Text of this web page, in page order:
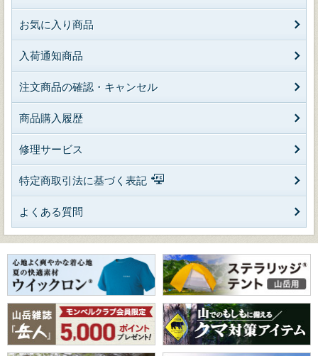
お気に入り商品
入荷通知商品
注文商品の確認・キャンセル
商品購入履歴
修理サービス
特定商取引法に基づく表記
よくある質問